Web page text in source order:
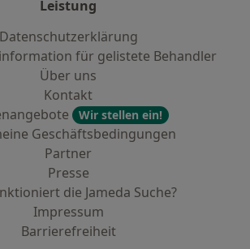
Leistung
Datenschutzerklärung
für gelistete Behandler
Über uns
Kontakt
Wir stellen ein!
Geschäftsbedingungen
Partner
Presse
die Jameda Suche?
Impressum
Barrierefreiheit